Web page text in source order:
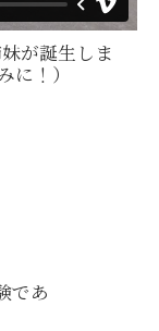
が誕生しま
！）
であ